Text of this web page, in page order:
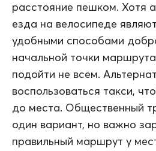
расстояние пешком. Хотя
езда на велосипеде
удобными способами
начальной точки
подойти не всем.
воспользоваться такси,
до места. Общественный
один вариант, но важно
правильный маршрут у